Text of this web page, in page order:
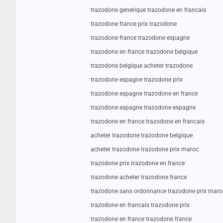
trazodone generique trazodone en francais
trazodone france prix trazodone
trazodone france trazodone espagne
trazodone en france trazodone belgique
trazodone belgique acheter trazodone
trazodone espagne trazodone prix
trazodone espagne trazodone en france
trazodone espagne trazodone espagne
trazodone en france trazodone en francais
acheter trazodone trazodone belgique
acheter trazodone trazodone prix maroc
trazodone prix trazodone en france
trazodone acheter trazodone france
trazodone sans ordonnance trazodone prix
trazodone en francais trazodone prix
trazodone en france trazodone france